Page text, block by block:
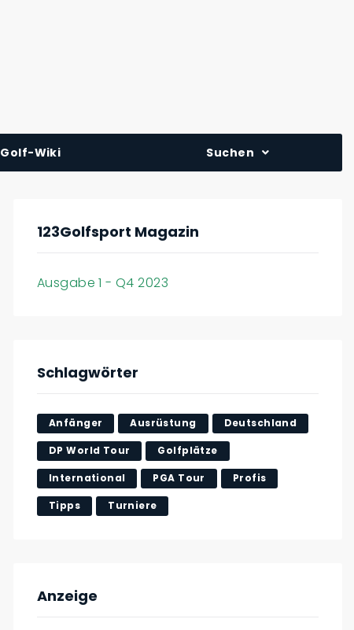
Golf-Wiki Suchen
123Golfsport Magazin
Ausgabe 1 - Q4 2023
Schlagwörter
Anfänger Ausrüstung Deutschland
DP World Tour Golfplätze
International PGA Tour Profis
Tipps Turniere
Anzeige